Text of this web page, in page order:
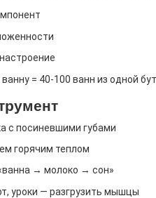
= 40-100 ванн из одной
с посиневшими губами
горячим теплом
→ молоко → сон»
уроки — разгрузить мышцы